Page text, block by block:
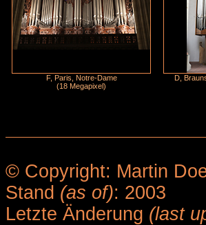
F, Paris, Notre-Dame
(18 Megapixel)
D,
© Copyright: Martin
Stand (as of): 2003
Letzte Änderung (last